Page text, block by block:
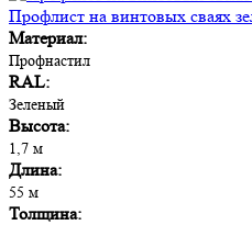
Профлист на винтовых сваях
Материал:
Профнастил
RAL:
Зеленый
Высота:
1,7 м
Длина:
55 м
Толщина: